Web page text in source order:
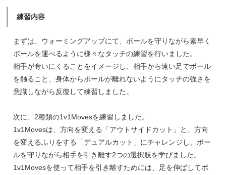
練習内容
まずは、ウォーミングアップにて、ボールを守りながら素早く
ボールを運べるように様々なタッチの練習を行いました。
相手が奪いにくることをイメージし、相手から遠い足でボール
を触ること、身体からボールが離れないようにタッチの強さを
意識しながら反復して練習しました。
次に、2種類の1v1Movesを練習しました。
1v1Movesは、方向を変える「アウトサイドカット」と、方向
を変えるふりをする「デュアルカット」にチャレンジし、ボー
ルを守りながら相手を引き離す2つの選択肢を学びました。
1v1Movesを使って相手を引き離すためには、足を伸ばしてボ